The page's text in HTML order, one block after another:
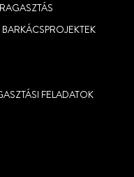
FELADATOK